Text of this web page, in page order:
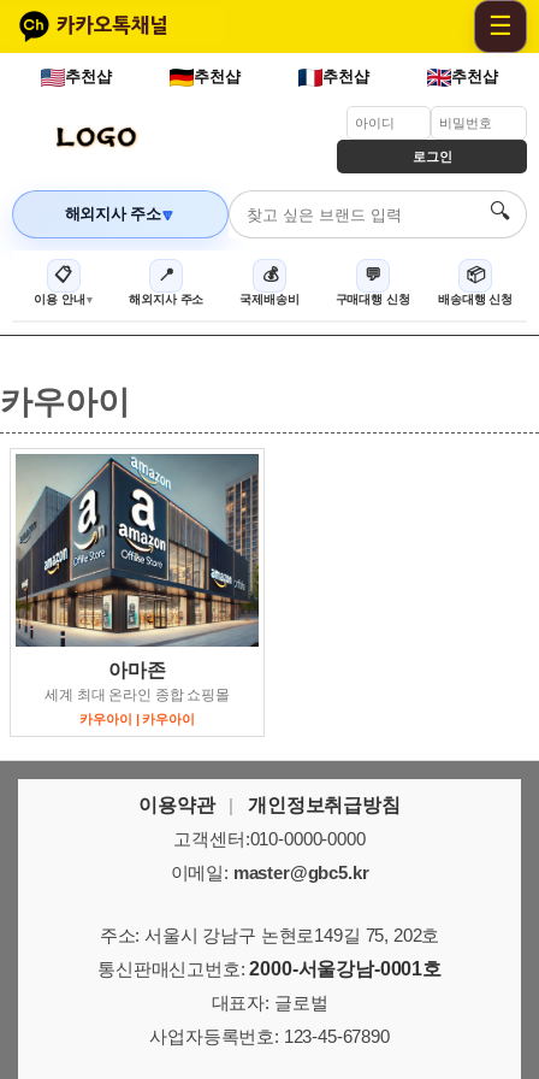
☰
추천샵 추천샵 추천샵 추천샵
로그인
해외지사 주소🔽 🔍
📋
이용 안내
📍
해외지사 주소
💰
국제배송비
💬
구매대행 신청
📦
배송대행 신청
카우아이
아마존
세계 최대 온라인 종합 쇼핑몰
카우아이 | 카우아이
이용약관 |
개인정보취급방침
고객센터:010-0000-0000
이메일: master@gbc5.kr
주소: 서울시 강남구 논현로149길 75, 202호
통신판매신고번호:2000-서울강남-0001호
대표자: 글로벌
사업자등록번호: 123-45-67890